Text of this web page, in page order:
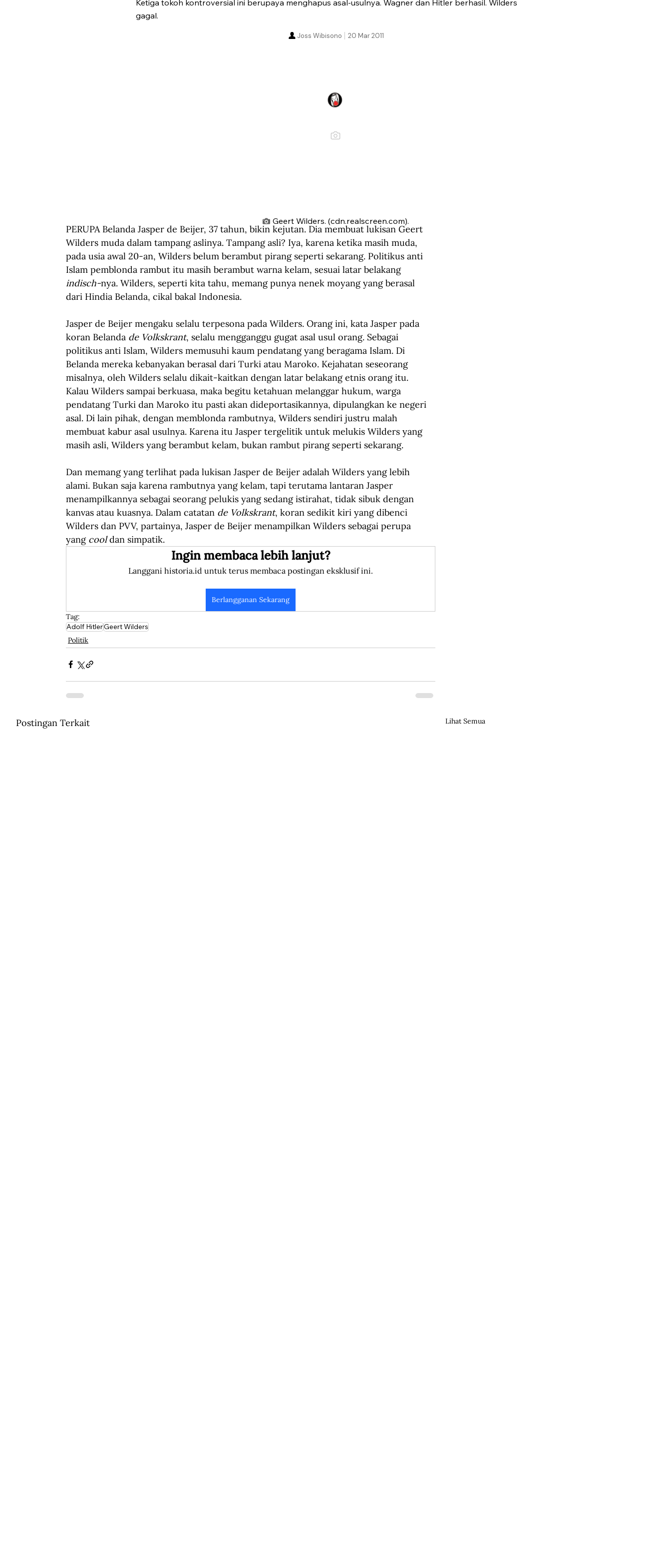
Ketiga tokoh kontroversial ini berupaya menghapus asal-usulnya. Wagner dan Hitler berhasil. Wilders
gagal.
20 Mar 2011
Joss Wibisono
Geert Wilders. (cdn.realscreen.com).
PERUPA Belanda Jasper de Beijer, 37 tahun, bikin kejutan. Dia membuat lukisan Geert
Wilders muda dalam tampang aslinya. Tampang asli? Iya, karena ketika masih muda,
pada usia awal 20-an, Wilders belum berambut pirang seperti sekarang. Politikus anti
Islam pemblonda rambut itu masih berambut warna kelam, sesuai latar belakang
indisch-nya. Wilders, seperti kita tahu, memang punya nenek moyang yang berasal
dari Hindia Belanda, cikal bakal Indonesia.
Jasper de Beijer mengaku selalu terpesona pada Wilders. Orang ini, kata Jasper pada
koran Belanda de Volkskrant, selalu mengganggu gugat asal usul orang. Sebagai
politikus anti Islam, Wilders memusuhi kaum pendatang yang beragama Islam. Di
Belanda mereka kebanyakan berasal dari Turki atau Maroko. Kejahatan seseorang
misalnya, oleh Wilders selalu dikait-kaitkan dengan latar belakang etnis orang itu.
Kalau Wilders sampai berkuasa, maka begitu ketahuan melanggar hukum, warga
pendatang Turki dan Maroko itu pasti akan dideportasikannya, dipulangkan ke negeri
asal. Di lain pihak, dengan memblonda rambutnya, Wilders sendiri justru malah
membuat kabur asal usulnya. Karena itu Jasper tergelitik untuk melukis Wilders yang
masih asli, Wilders yang berambut kelam, bukan rambut pirang seperti sekarang.
Dan memang yang terlihat pada lukisan Jasper de Beijer adalah Wilders yang lebih
alami. Bukan saja karena rambutnya yang kelam, tapi terutama lantaran Jasper
menampilkannya sebagai seorang pelukis yang sedang istirahat, tidak sibuk dengan
kanvas atau kuasnya. Dalam catatan de Volkskrant, koran sedikit kiri yang dibenci
Wilders dan PVV, partainya, Jasper de Beijer menampilkan Wilders sebagai perupa
yang cool dan simpatik.
Ingin membaca lebih lanjut?
Langgani historia.id untuk terus membaca postingan eksklusif ini.
Berlangganan Sekarang
Tag:
Adolf HitlerGeert Wilders
Politik
Postingan Terkait Lihat Semua